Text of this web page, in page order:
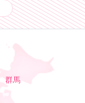
群馬